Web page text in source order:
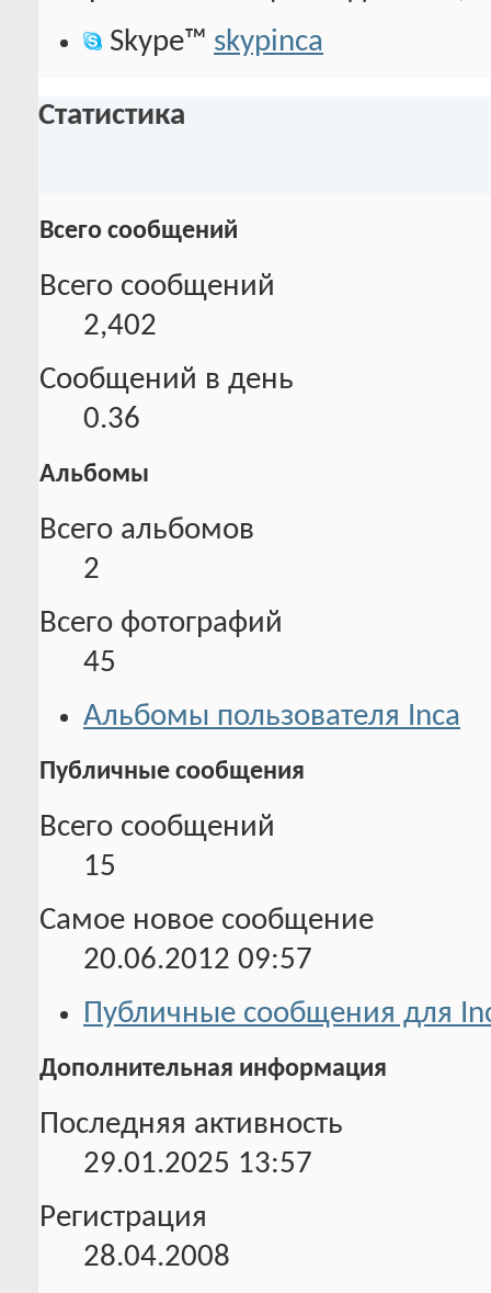
Skype™ skypinca
Статистика
Всего сообщений
Всего сообщений
2,402
Сообщений в день
0.36
Альбомы
Всего альбомов
2
Всего фотографий
45
Альбомы пользователя Inca
Публичные сообщения
Всего сообщений
15
Самое новое сообщение
20.06.2012 09:57
Публичные сообщения для
Дополнительная информация
Последняя активность
29.01.2025 13:57
Регистрация
28.04.2008